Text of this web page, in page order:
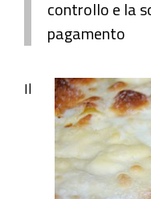
controllo e la
pagamento
Il